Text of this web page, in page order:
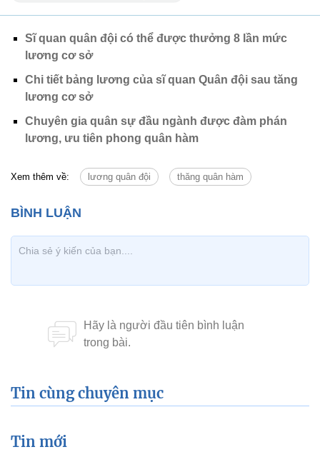
Sĩ quan quân đội có thể được thưởng 8 lần mức
lương cơ sở
Chi tiết bảng lương của sĩ quan Quân đội sau tăng
lương cơ sở
Chuyên gia quân sự đầu ngành được đàm phán
lương, ưu tiên phong quân hàm
Xem thêm về: lương quân đội thăng quân hàm
Tin cùng chuyên mục
Tin mới